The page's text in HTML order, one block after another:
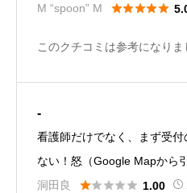
に到着しました」とガイダ
しか入れませんので、情報の
側の個室に手すりがあり、
れませんが迂回やドアを閉
M “spoon” M

このクチコミは参考になりま
-
看護師だけでなく、まず受
ない！怒（Google Mapから引
洞田良
 1.00